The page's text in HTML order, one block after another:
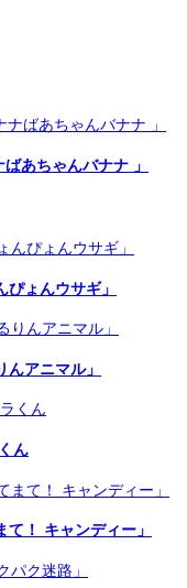
あちゃんバナナ 」
ょんウサギ」
アニマル」
ん
！ キャンディー」